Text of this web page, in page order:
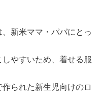
新米ママ・パパにとっ
やすいため、着せる服
られた新生児向けのロ